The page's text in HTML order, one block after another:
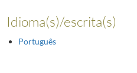
Idioma(s)/escrita(s)
Português